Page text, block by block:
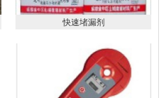
快速堵漏剂